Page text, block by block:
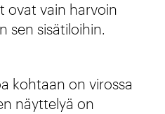
ovat vain harvoin
sen sisätiloihin.
kohtaan on virossa
näyttelyä on